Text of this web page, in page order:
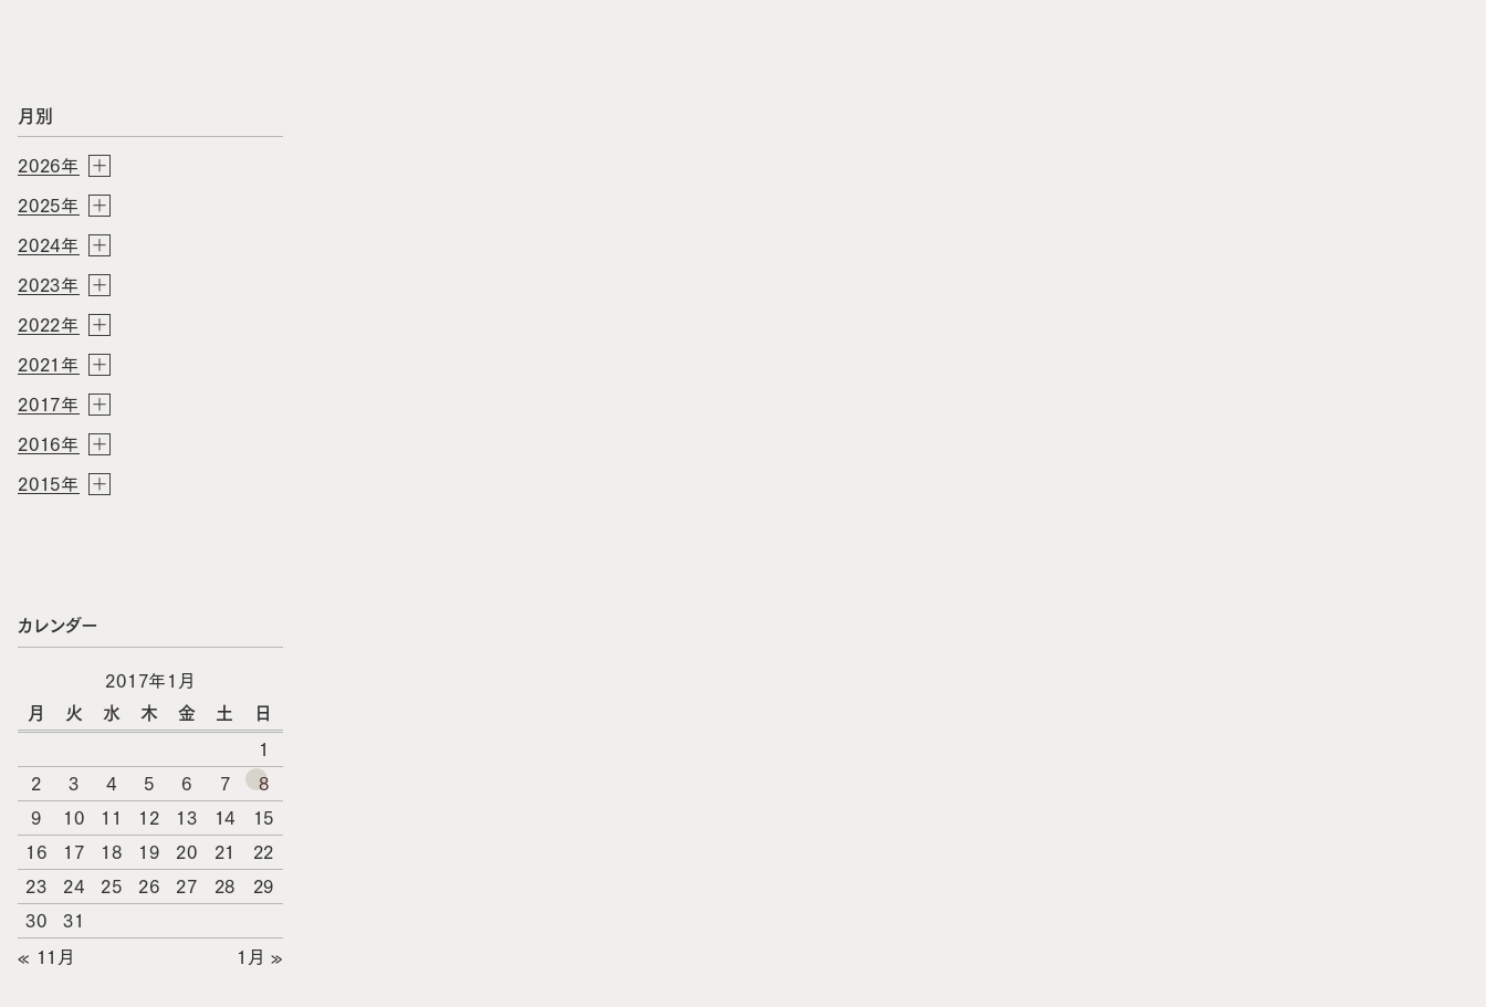
月別
2026年
2025年
2024年
2023年
2022年
2021年
2017年
2016年
2015年
カレンダー
2017年1月
月
火 水 木 金 土 日
1
2
3 4 5 6 7
8
9
10 11 12 13 14
15
16
17 18 19 20 21
22
23
24 25 26 27 28
29
30
31
« 11月 1月 »